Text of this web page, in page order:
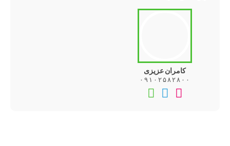
کامران عزیزی
۰۹۱۰۲۵۸۲۸۰۰
تماس
تلفنی
تلگرام